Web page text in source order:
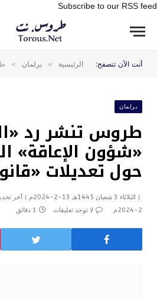
Subscribe to our RSS feed
أنت الآن تتصفح: الرئيسية » برلمان »
برلمان
طروس تنشر رد
«شؤون الإعاقة»
حول تعديلات
الثلاثاء 3 شعبان 1445هـ 13-2-2024م آخر
2-2024م
لا توجد تعليقات 1 دقائق